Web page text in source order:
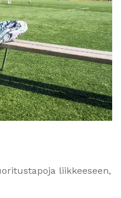
liikkeeseen,